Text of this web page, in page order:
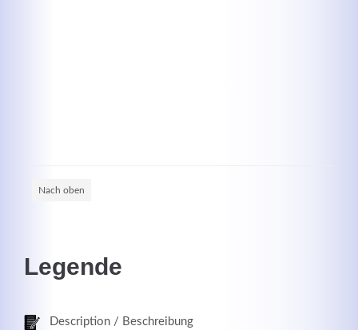
Nach oben
Legende
Description / Beschreibung